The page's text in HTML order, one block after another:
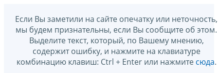
Если Вы заметили на сайте опечатку или неточность,
мы будем признательны, если Вы сообщите об этом.
Выделите текст, который, по Вашему мнению,
содержит ошибку, и нажмите на клавиатуре
комбинацию клавиш: Ctrl + Enter или нажмите сюда.